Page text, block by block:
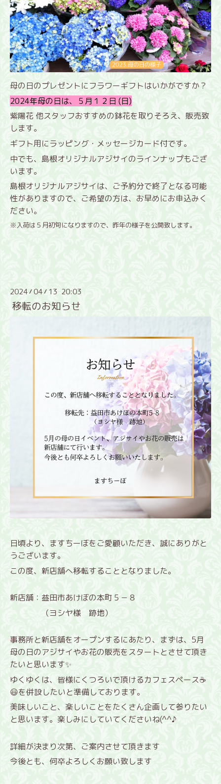
母の日のプレゼントにフラワーギフトはいかがですか？
2024年母の日は、５月１２日 (日)
紫陽花 他スタッフおすすめの鉢花を取りそろえ、販売致
します。
ギフト用にラッピング・メッセージカード付です。
中でも、島根オリジナルアジサイのラインナップもござ
います。
島根オリジナルアジサイは、ご予約分で終了となる可能
性がありますので、 ご希望の方は、お早めにお申込みく
ださい。
※入荷は５月初旬になりますので、昨年の様子を公開致します。
2024/04/ 13 20:03
移転のお知らせ
日頃より、ますちーぼをご愛顧いただき、誠にありがと
うございます。
この度、新店舗へ移転することとなりました。
新店舗：益田市あけぼの本町５－８
（ヨシヤ様 跡地）
事務所と新店舗をオープンするにあたり、まずは、5月
母の日のアジサイやお花の販売をスタートとさせて頂き
たいと思います✨
ゆくゆくは、皆様にくつろいで頂けるカフェスペース☕️
😃を併設したいと準備しております。
美味しいこと、楽しいことをたくさん企画して参りたい
と思います。 楽しみにしていてくださいね(^^♪
詳細が決まり次第、ご案内させて頂きます
今後とも、何卒よろしくお願い致します